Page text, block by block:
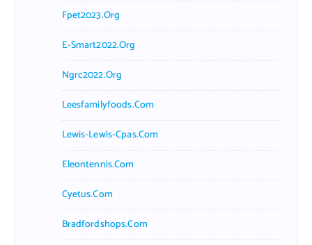
Fpet2023.org
E-Smart2022.org
Ngrc2022.org
Leesfamilyfoods.com
Lewis-Lewis-Cpas.com
Eleontennis.com
Cyetus.com
Bradfordshops.com